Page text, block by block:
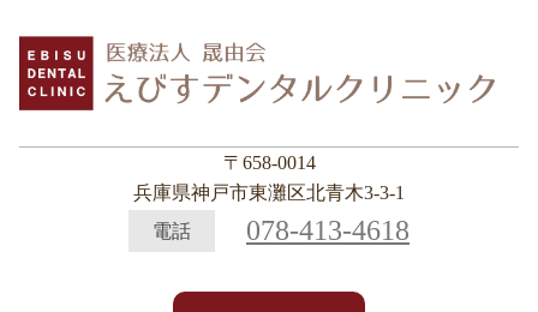
〒658-0014
兵庫県神戸市東灘区北青木3-3-1
電話
078-413-4618